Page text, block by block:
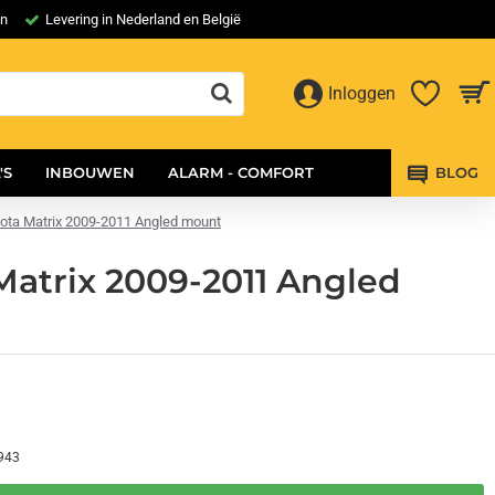
Levering in Nederland en België
Inloggen
INBOUWEN ALARM - COMFORT BLOG
Matrix 2009-2011 Angled mount
2009-2011 Angled